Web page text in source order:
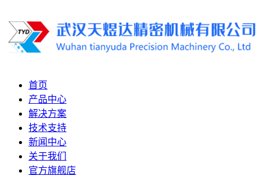
首页
产品中心
解决方案
技术支持
新闻中心
关于我们
官方旗舰店